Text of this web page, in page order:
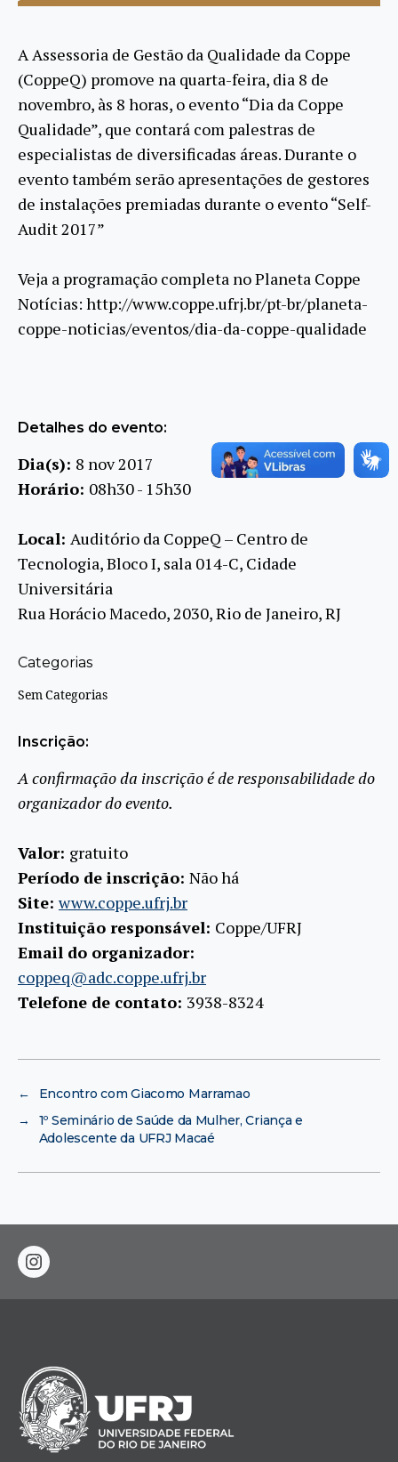
A Assessoria de Gestão da Qualidade da Coppe
(CoppeQ) promove na quarta-feira, dia 8 de
novembro, às 8 horas, o evento “Dia da Coppe
Qualidade”, que contará com palestras de
especialistas de diversificadas áreas. Durante o
evento também serão apresentações de gestores
de instalações premiadas durante o evento “Self-
Audit 2017”
Veja a programação completa no Planeta Coppe
Notícias: http://www.coppe.ufrj.br/pt-br/planeta-
coppe-noticias/eventos/dia-da-coppe-qualidade
Detalhes do evento:
Dia(s): 8 nov 2017
Horário: 08h30 - 15h30
Local: Auditório da CoppeQ – Centro de
Tecnologia, Bloco I, sala 014-C, Cidade
Universitária
Rua Horácio Macedo, 2030, Rio de Janeiro, RJ
Categorias
Sem Categorias
Inscrição:
A confirmação da inscrição é de responsabilidade do
organizador do evento.
Valor: gratuito
Período de inscrição: Não há
Site:www.coppe.ufrj.br
Instituição responsável: Coppe/UFRJ
Email do organizador:
coppeq@adc.coppe.ufrj.br
Telefone de contato: 3938-8324
←
Encontro com Giacomo Marramao
→
1º Seminário de Saúde da Mulher, Criança e
Adolescente da UFRJ Macaé
instagram